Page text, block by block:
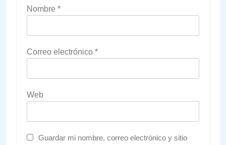
Nombre *
Correo electrónico *
Web
Guardar mi nombre, correo electrónico y sitio